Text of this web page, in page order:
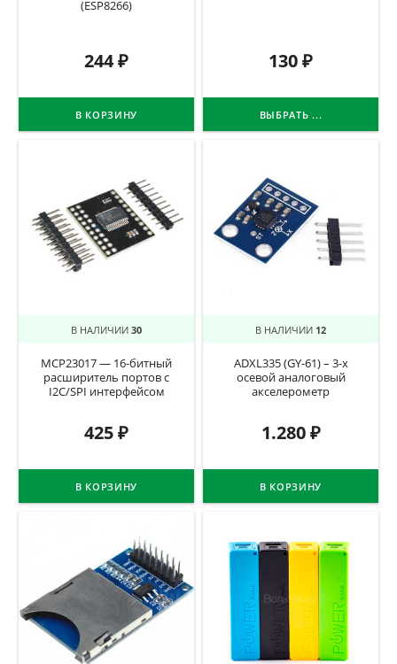
(ESP8266)
244₽
В КОРЗИНУ
130₽
ВЫБРАТЬ ...
В НАЛИЧИИ 30
MCP23017 — 16-битный
расширитель портов с
I2C/SPI интерфейсом
425₽
В КОРЗИНУ
В НАЛИЧИИ 12
ADXL335 (GY-61) – 3-х
осевой аналоговый
акселерометр
1.280₽
В КОРЗИНУ